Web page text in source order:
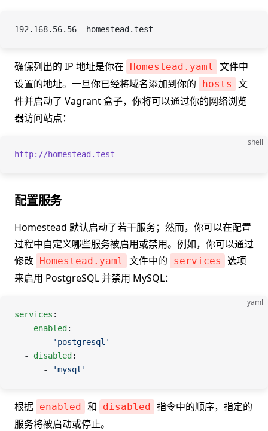
192.168.56.56  homestead.test
确保列出的 IP 地址是你在 Homestead.yaml
文件中
设置的地址。一旦你已经将域名添加到你的
hosts
文
件并启动了 Vagrant 盒子，你将可以通过你的网络浏览
器访问站点：
shell
http://homestead.test
配置服务
Homestead 默认启动了若干服务；然而，你可以在配置
过程中自定义哪些服务被启用或禁用。例如，你可以通过
修改 Homestead.yaml 文件中的 services
选项
来启用 PostgreSQL 并禁用 MySQL：
yaml
services :
  -
enabled :
      -
'postgresql'
  -
disabled :
      -
'mysql'
根据 enabled 和 disabled 指令中的顺序，指定的
服务将被启动或停止。